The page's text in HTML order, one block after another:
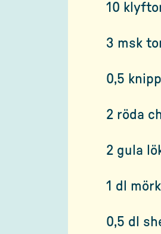
10
3 msk
0,5
2 röda
2 gula
1 dl
0,5 dl